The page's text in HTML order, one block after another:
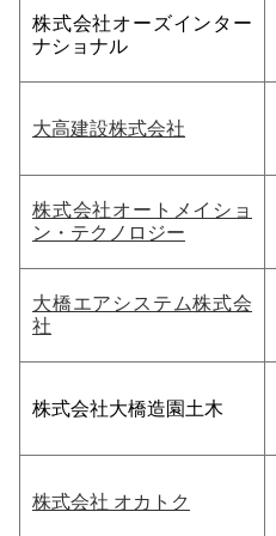
株式会社オーズインター
ナショナル
大高建設株式会社
株式会社オートメイショ
ン・テクノロジー
大橋エアシステム株式会
社
株式会社大橋造園土木
株式会社 オカトク